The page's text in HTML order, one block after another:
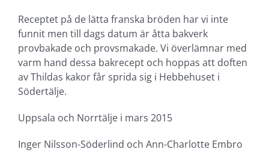
Receptet på de lätta franska bröden har vi inte
funnit men till dags datum är åtta bakverk
provbakade och provsmakade. Vi överlämnar med
varm hand dessa bakrecept och hoppas att doften
av Thildas kakor får sprida sig i Hebbehuset i
Södertälje.
Uppsala och Norrtälje i mars 2015
Inger Nilsson-Söderlind och Ann-Charlotte Embro